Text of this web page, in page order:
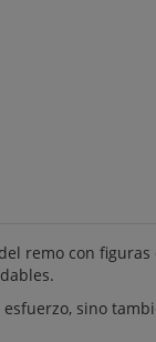
remo con
sino